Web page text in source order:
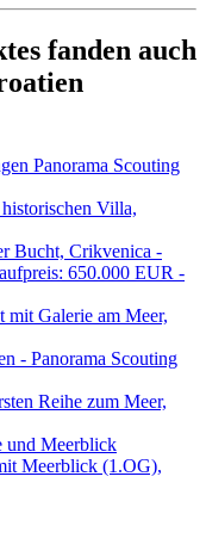
fanden auch
Villa,
mit Galerie am Meer,
Reihe zum Meer,
Meerblick (1.OG),